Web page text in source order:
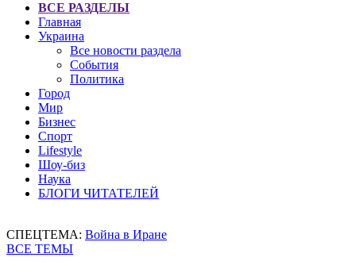
ВСЕ РАЗДЕЛЫ
Главная
Украина
Все новости раздела
События
Политика
Город
Мир
Бизнес
Спорт
Lifestyle
Шоу-биз
Наука
БЛОГИ ЧИТАТЕЛЕЙ
СПЕЦТЕМА: Война в Иране
ВСЕ ТЕМЫ